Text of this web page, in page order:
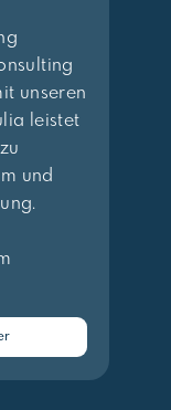
unseren
leistet
und